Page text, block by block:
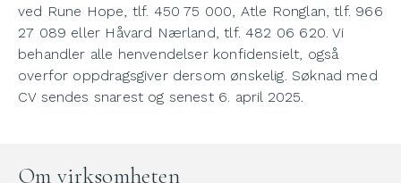
ved Rune Hope, tlf. 450 75 000, Atle Ronglan, tlf. 966
27 089 eller Håvard Nærland, tlf. 482 06 620. Vi
behandler alle henvendelser konfidensielt, også
overfor oppdragsgiver dersom ønskelig. Søknad med
CV sendes snarest og senest 6. april 2025.
Om virksomheten